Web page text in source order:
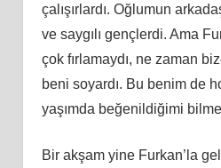
çalışırlardı. Oğlumun
ve saygılı gençlerdi. Ama
çok fırlamaydı, ne zaman
beni soyardı. Bu benim de
yaşımda beğenildiğimi
Bir akşam yine Furkan’la